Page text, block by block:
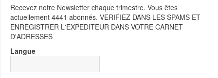
Recevez notre Newsletter chaque trimestre. Vous êtes
actuellement 4441 abonnés. VERIFIEZ DANS LES SPAMS ET
ENREGISTRER L'EXPEDITEUR DANS VOTRE CARNET
D'ADRESSES
Langue